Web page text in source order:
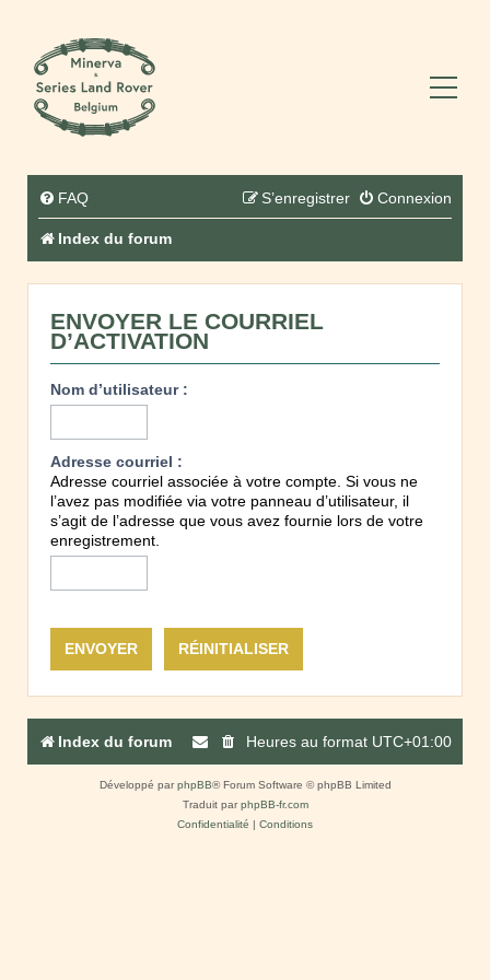
FAQ Connexion
S’enregistrer
Index du forum
ENVOYER LE COURRIEL
D’ACTIVATION
Nom d’utilisateur :
Adresse courriel :
Adresse courriel associée à votre compte. Si vous ne
l’avez pas modifiée via votre panneau d’utilisateur, il
s’agit de l’adresse que vous avez fournie lors de votre
enregistrement.
Index du forum Heures au format UTC+01:00
Développé parphpBB® Forum Software © phpBB Limited
Traduit parphpBB-fr.com
Confidentialité | Conditions